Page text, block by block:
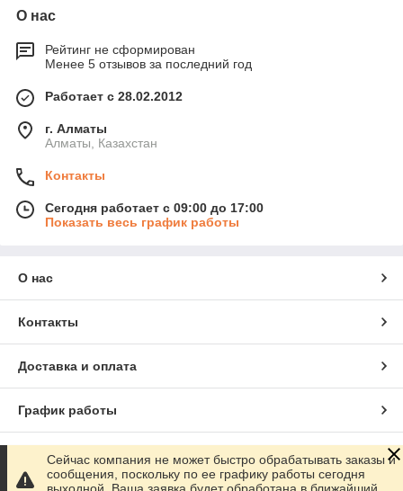
О нас
Рейтинг не сформирован
Менее 5 отзывов за последний год
Работает с 28.02.2012
г. Алматы
Алматы, Казахстан
Контакты
Сегодня работает с 09:00 до 17:00
Показать весь график работы
О нас
Контакты
Доставка и оплата
График работы
Полная версия сайта
Сейчас компания не может быстро обрабатывать заказы и
сообщения, поскольку по ее графику работы сегодня